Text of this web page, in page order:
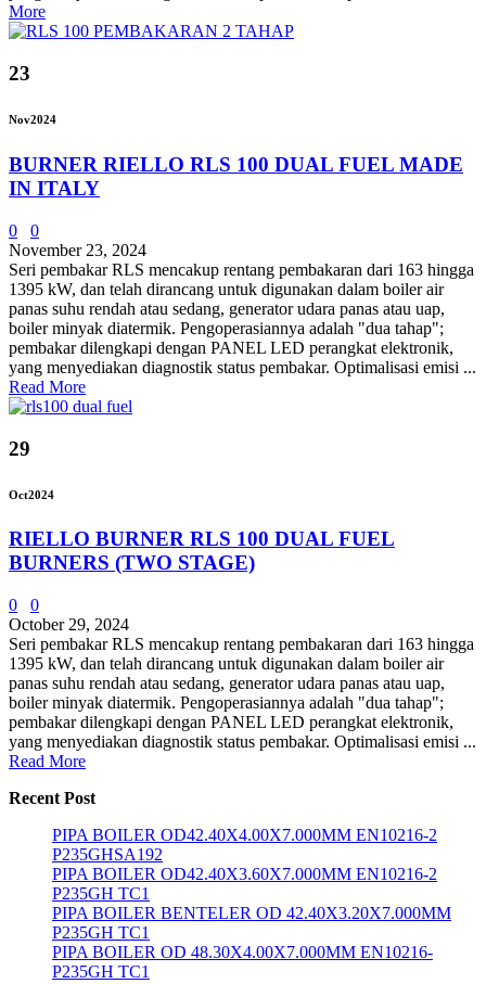
More
23
Nov2024
BURNER RIELLO RLS 100 DUAL FUEL MADE
IN ITALY
0
0
November 23, 2024
Seri pembakar RLS mencakup rentang pembakaran dari 163 hingga
1395 kW, dan telah dirancang untuk digunakan dalam boiler air
panas suhu rendah atau sedang, generator udara panas atau uap,
boiler minyak diatermik. Pengoperasiannya adalah "dua tahap";
pembakar dilengkapi dengan PANEL LED perangkat elektronik,
yang menyediakan diagnostik status pembakar. Optimalisasi emisi ...
Read More
29
Oct2024
RIELLO BURNER RLS 100 DUAL FUEL
BURNERS (TWO STAGE)
0
0
October 29, 2024
Seri pembakar RLS mencakup rentang pembakaran dari 163 hingga
1395 kW, dan telah dirancang untuk digunakan dalam boiler air
panas suhu rendah atau sedang, generator udara panas atau uap,
boiler minyak diatermik. Pengoperasiannya adalah "dua tahap";
pembakar dilengkapi dengan PANEL LED perangkat elektronik,
yang menyediakan diagnostik status pembakar. Optimalisasi emisi ...
Read More
Recent Post
PIPA BOILER OD42.40X4.00X7.000MM EN10216-2
P235GHSA192
PIPA BOILER OD42.40X3.60X7.000MM EN10216-2
P235GH TC1
PIPA BOILER BENTELER OD 42.40X3.20X7.000MM
P235GH TC1
PIPA BOILER OD 48.30X4.00X7.000MM EN10216-
P235GH TC1